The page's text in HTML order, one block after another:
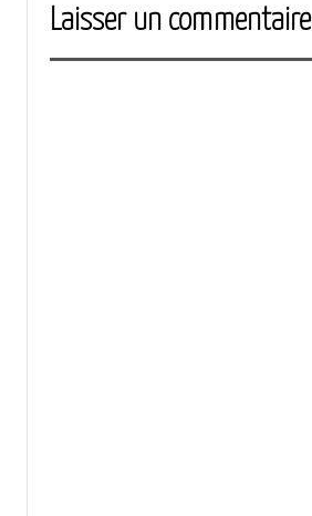
Laisser un commentaire